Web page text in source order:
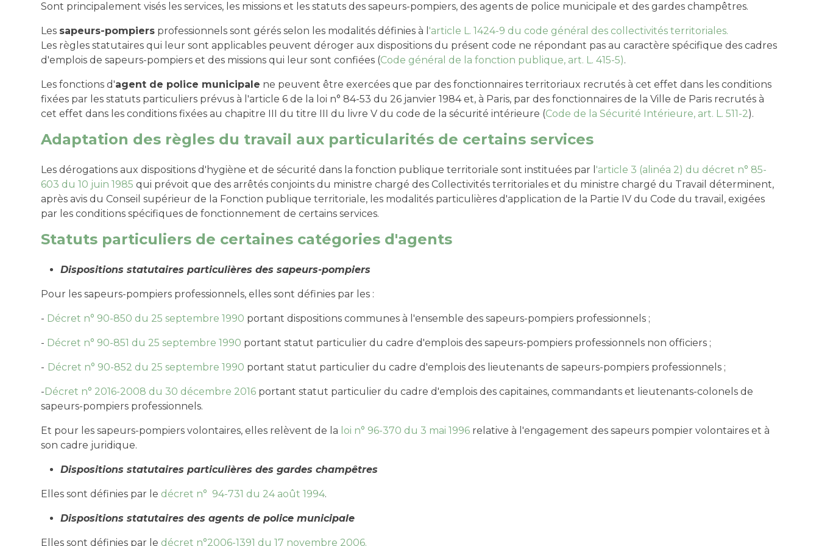
Sont principalement visés les services, les missions et les statuts des sapeurs-pompiers, des agents de police municipale et des gardes champêtres.
Les sapeurs-pompiers professionnels sont gérés selon les modalités définies à l 'article L. 1424-9 du code général des collectivités territoriales.
Les règles statutaires qui leur sont applicables peuvent déroger aux dispositions du présent code ne répondant pas au caractère spécifique des cadres
d'emplois de sapeurs-pompiers et des missions qui leur sont confiées (Code général de la fonction publique, art. L. 415-5).
Les fonctions d'agent de police municipale ne peuvent être exercées que par des fonctionnaires territoriaux recrutés à cet effet dans les conditions
fixées par les statuts particuliers prévus à l'article 6 de la loi n° 84-53 du 26 janvier 1984 et, à Paris, par des fonctionnaires de la Ville de Paris recrutés à
cet effet dans les conditions fixées au chapitre III du titre III du livre V du code de la sécurité intérieure (Code de la Sécurité Intérieure, art. L. 511-2).
Adaptation des règles du travail aux particularités de certains services
Les dérogations aux dispositions d'hygiène et de sécurité dans la fonction publique territoriale sont instituées par l 'article 3 (alinéa 2) du décret n° 85-
603 du 10 juin 1985 qui prévoit que des arrêtés conjoints du ministre chargé des Collectivités territoriales et du ministre chargé du Travail déterminent,
après avis du Conseil supérieur de la Fonction publique territoriale, les modalités particulières d'application de la Partie IV du Code du travail, exigées
par les conditions spécifiques de fonctionnement de certains services.
Statuts particuliers de certaines catégories d'agents
Dispositions statutaires particulières des sapeurs-pompiers
Pour les sapeurs-pompiers professionnels, elles sont définies par les :
- Décret n° 90-850 du 25 septembre 1990 portant dispositions communes à l'ensemble des sapeurs-pompiers professionnels ;
- Décret n° 90-851 du 25 septembre 1990 portant statut particulier du cadre d'emplois des sapeurs-pompiers professionnels non officiers ;
- Décret n° 90-852 du 25 septembre 1990 portant statut particulier du cadre d'emplois des lieutenants de sapeurs-pompiers professionnels ;
-Décret n° 2016-2008 du 30 décembre 2016 portant statut particulier du cadre d'emplois des capitaines, commandants et lieutenants-colonels de
sapeurs-pompiers professionnels.
Et pour les sapeurs-pompiers volontaires, elles relèvent de la loi n° 96-370 du 3 mai 1996 relative à l'engagement des sapeurs pompier volontaires et à
son cadre juridique.
Dispositions statutaires particulières des gardes champêtres
Elles sont définies par le décret n° 94-731 du 24 août 1994.
Dispositions statutaires des agents de police municipale
Elles sont définies par le décret n°2006-1391 du 17 novembre 2006.